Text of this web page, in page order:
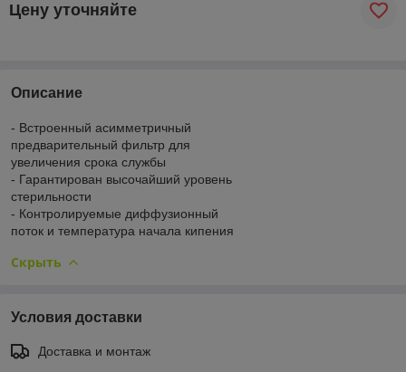
Цену уточняйте
Описание
- Встроенный асимметричный
предварительный фильтр для
увеличения срока службы
- Гарантирован высочайший уровень
стерильности
- Контролируемые диффузионный
поток и температура начала кипения
Скрыть
Условия доставки
Доставка и монтаж